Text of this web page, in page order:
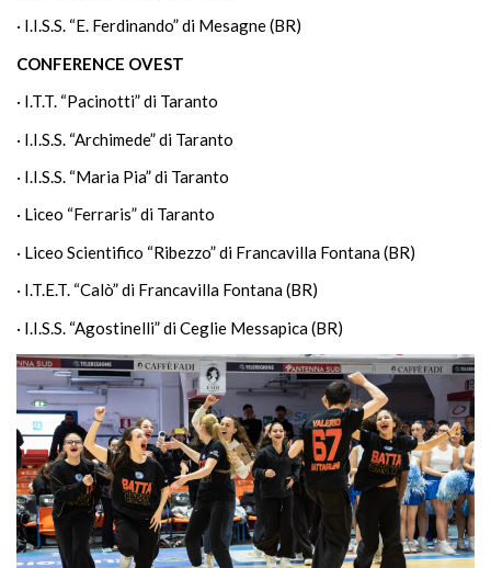
· I.I.S.S. “E. Ferdinando” di Mesagne (BR)
CONFERENCE OVEST
· I.T.T. “Pacinotti” di Taranto
· I.I.S.S. “Archimede” di Taranto
· I.I.S.S. “Maria Pia” di Taranto
· Liceo “Ferraris” di Taranto
· Liceo Scientifico “Ribezzo” di Francavilla Fontana (BR)
· I.T.E.T. “Calò” di Francavilla Fontana (BR)
· I.I.S.S. “Agostinelli” di Ceglie Messapica (BR)